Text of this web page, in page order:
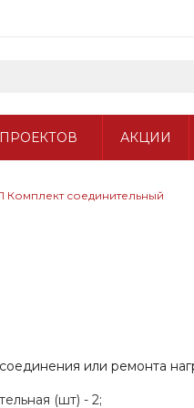
АКЦИИ
Комплект соединительный
или ремонта
(шт) -2;